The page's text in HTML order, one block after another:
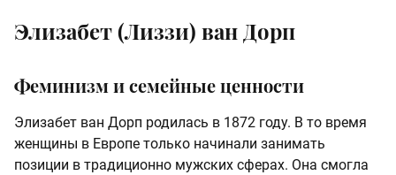
Элизабет (Лиззи) ван Дорп
Феминизм и семейные ценности
Элизабет ван Дорп родилась в 1872 году. В то время
женщины в Европе только начинали занимать
позиции в традиционно мужских сферах. Она смогла